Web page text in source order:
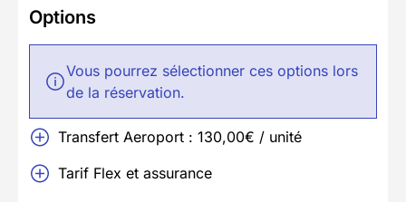
Options
Vous pourrez sélectionner ces options lors
de la réservation.
Transfert Aeroport : 130,00€ / unité
Tarif Flex et assurance